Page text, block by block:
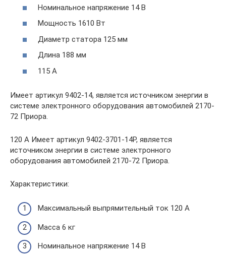
Номинальное напряжение 14 В
Мощность 1610 Вт
Диаметр статора 125 мм
Длина 188 мм
115 А
Имеет артикул 9402-14, является источником энергии в
системе электронного оборудования автомобилей 2170-
72 Приора.
120 А Имеет артикул 9402-3701-14P, является
источником энергии в системе электронного
оборудования автомобилей 2170-72 Приора.
Характеристики:
Максимальный выпрямительный ток 120 А
Масса 6 кг
Номинальное напряжение 14 В